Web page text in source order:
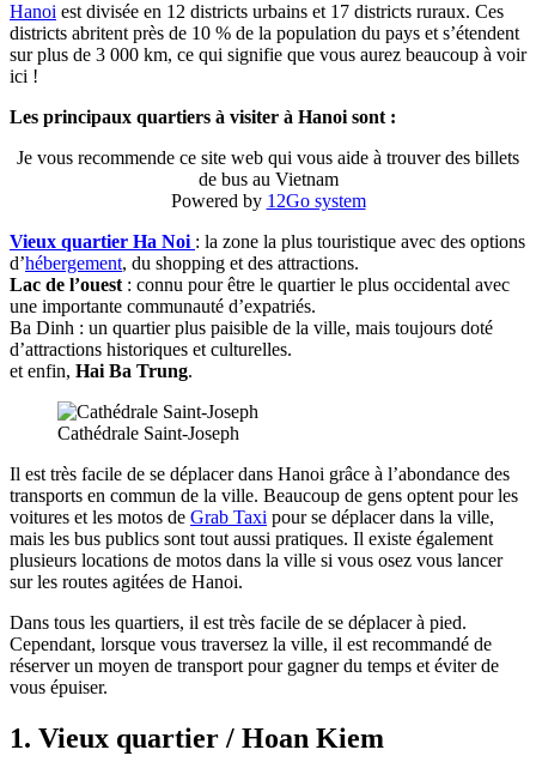
Hanoi est divisée en 12 districts urbains et 17 districts ruraux. Ces
districts abritent près de 10 % de la population du pays et s’étendent
sur plus de 3 000 km, ce qui signifie que vous aurez beaucoup à voir
ici !
Les principaux quartiers à visiter à Hanoi sont :
Je vous recommende ce site web qui vous aide à trouver des billets
de bus au Vietnam
Powered by 12Go system
Vieux quartier Ha Noi : la zone la plus touristique avec des options
d’hébergement, du shopping et des attractions.
Lac de l’ouest : connu pour être le quartier le plus occidental avec
une importante communauté d’expatriés.
Ba Dinh : un quartier plus paisible de la ville, mais toujours doté
d’attractions historiques et culturelles.
et enfin, Hai Ba Trung.
Cathédrale Saint-Joseph
Il est très facile de se déplacer dans Hanoi grâce à l’abondance des
transports en commun de la ville. Beaucoup de gens optent pour les
voitures et les motos de Grab Taxi pour se déplacer dans la ville,
mais les bus publics sont tout aussi pratiques. Il existe également
plusieurs locations de motos dans la ville si vous osez vous lancer
sur les routes agitées de Hanoi.
Dans tous les quartiers, il est très facile de se déplacer à pied.
Cependant, lorsque vous traversez la ville, il est recommandé de
réserver un moyen de transport pour gagner du temps et éviter de
vous épuiser.
1. Vieux quartier / Hoan Kiem